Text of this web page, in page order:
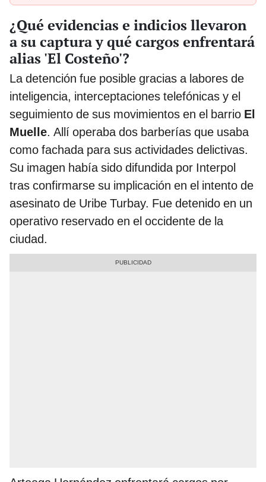
¿Qué evidencias e indicios llevaron
a su captura y qué cargos enfrentará
alias 'El Costeño'?
La detención fue posible gracias a labores de
inteligencia, interceptaciones telefónicas y el
seguimiento de sus movimientos en el barrio El
Muelle. Allí operaba dos barberías que usaba
como fachada para sus actividades delictivas.
Su imagen había sido difundida por Interpol
tras confirmarse su implicación en el intento de
asesinato de Uribe Turbay. Fue detenido en un
operativo reservado en el occidente de la
ciudad.